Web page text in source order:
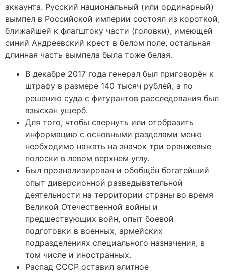
аккаунта. Русский национальный (или ординарный)
вымпел в Российской империи состоял из короткой,
ближайшей к флагштоку части (головки), имеющей
синий Андреевский крест в белом поле, остальная
длинная часть вымпела была тоже белая.
В декабре 2017 года генерал был приговорён к
штрафу в размере 140 тысяч рублей, а по
решению суда с фигурантов расследования был
взыскан ущерб.
Для того, чтобы свернуть или отобразить
информацию с основными разделами меню
необходимо нажать на значок три оранжевые
полоски в левом верхнем углу.
Был проанализирован и обобщён богатейший
опыт диверсионной разведывательной
деятельности на территории страны во время
Великой Отечественной войны и
предшествующих войн, опыт боевой
подготовки в военных, армейских
подразделениях специального назначения, в
том числе и иностранных.
Распад СССР оставил элитное